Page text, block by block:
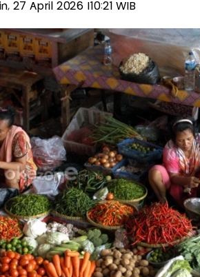
27 April 2026 |10:21 WIB